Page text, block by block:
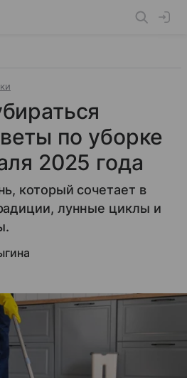
по уборке
2025 года
который сочетает в
лунные циклы и